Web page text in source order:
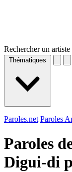
Rechercher un
Thématiques
Paroles.net Paroles
Paroles
Digui-di